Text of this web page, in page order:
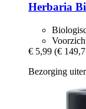
Herbaria
€ 5,99 (€
Bezorging